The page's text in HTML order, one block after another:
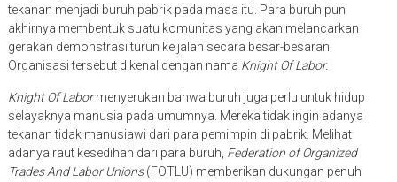
tekanan menjadi buruh pabrik pada masa itu. Para buruh pun
akhirnya membentuk suatu komunitas yang akan melancarkan
gerakan demonstrasi turun ke jalan secara besar-besaran.
Organisasi tersebut dikenal dengan nama Knight Of Labor.
Knight Of Labormenyerukan bahwa buruh juga perlu untuk hidup
selayaknya manusia pada umumnya. Mereka tidak ingin adanya
tekanan tidak manusiawi dari para pemimpin di pabrik. Melihat
adanya raut kesedihan dari para buruh, Federation of Organized
Trades And Labor Unions(FOTLU) memberikan dukungan penuh